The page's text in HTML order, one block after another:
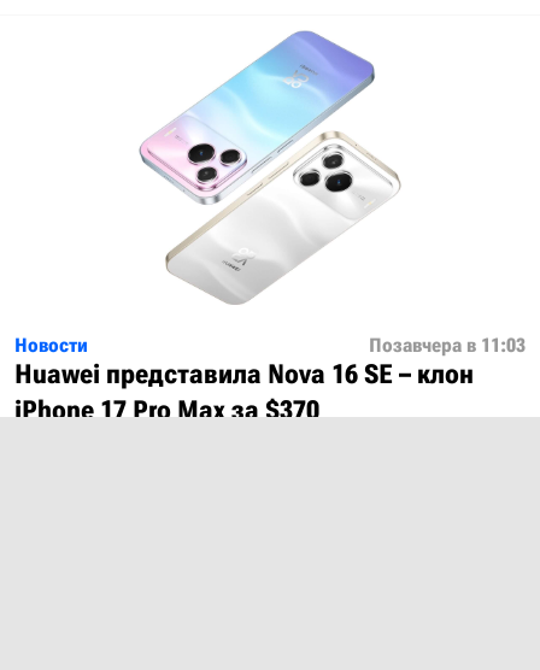
Новости Позавчера в 11:03
Huawei представила Nova 16 SE – клон
iPhone 17 Pro Max за $370